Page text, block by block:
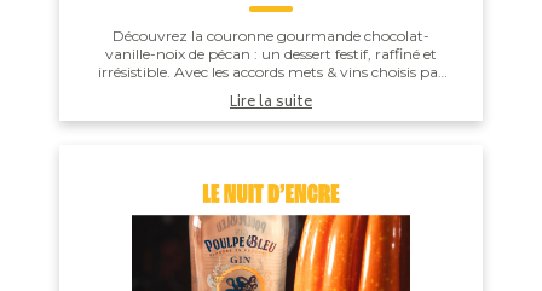
Découvrez la couronne gourmande chocolat-
vanille-noix de pécan : un dessert festif, raffiné et
irrésistible. Avec les accords mets & vins choisis par
votre caviste CAVAVIN, c’est la recette p...
Lire la suite